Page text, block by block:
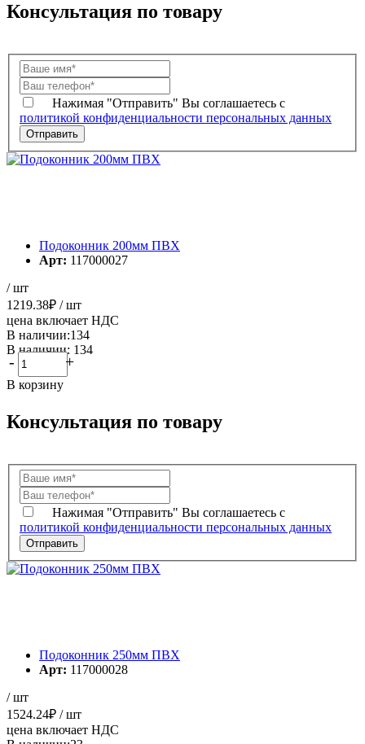
Консультация по товару
Нажимая "Отправить" Вы соглашаетесь с
политикой конфиденциальности персональных данных
Подоконник 200мм ПВХ
Арт: 117000027
/ шт
1219.38₽ / шт
цена включает НДС
В наличии:134
В наличии: 134
- +
В корзину
Консультация по товару
Нажимая "Отправить" Вы соглашаетесь с
политикой конфиденциальности персональных данных
Подоконник 250мм ПВХ
Арт: 117000028
/ шт
1524.24₽ / шт
цена включает НДС